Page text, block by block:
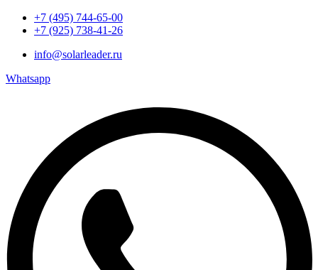
+7 (495) 744-65-00
+7 (925) 738-41-26
info@solarleader.ru
Whatsapp